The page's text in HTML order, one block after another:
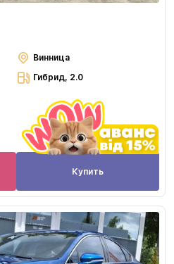
Винница
Гибрид, 2.0
Купить